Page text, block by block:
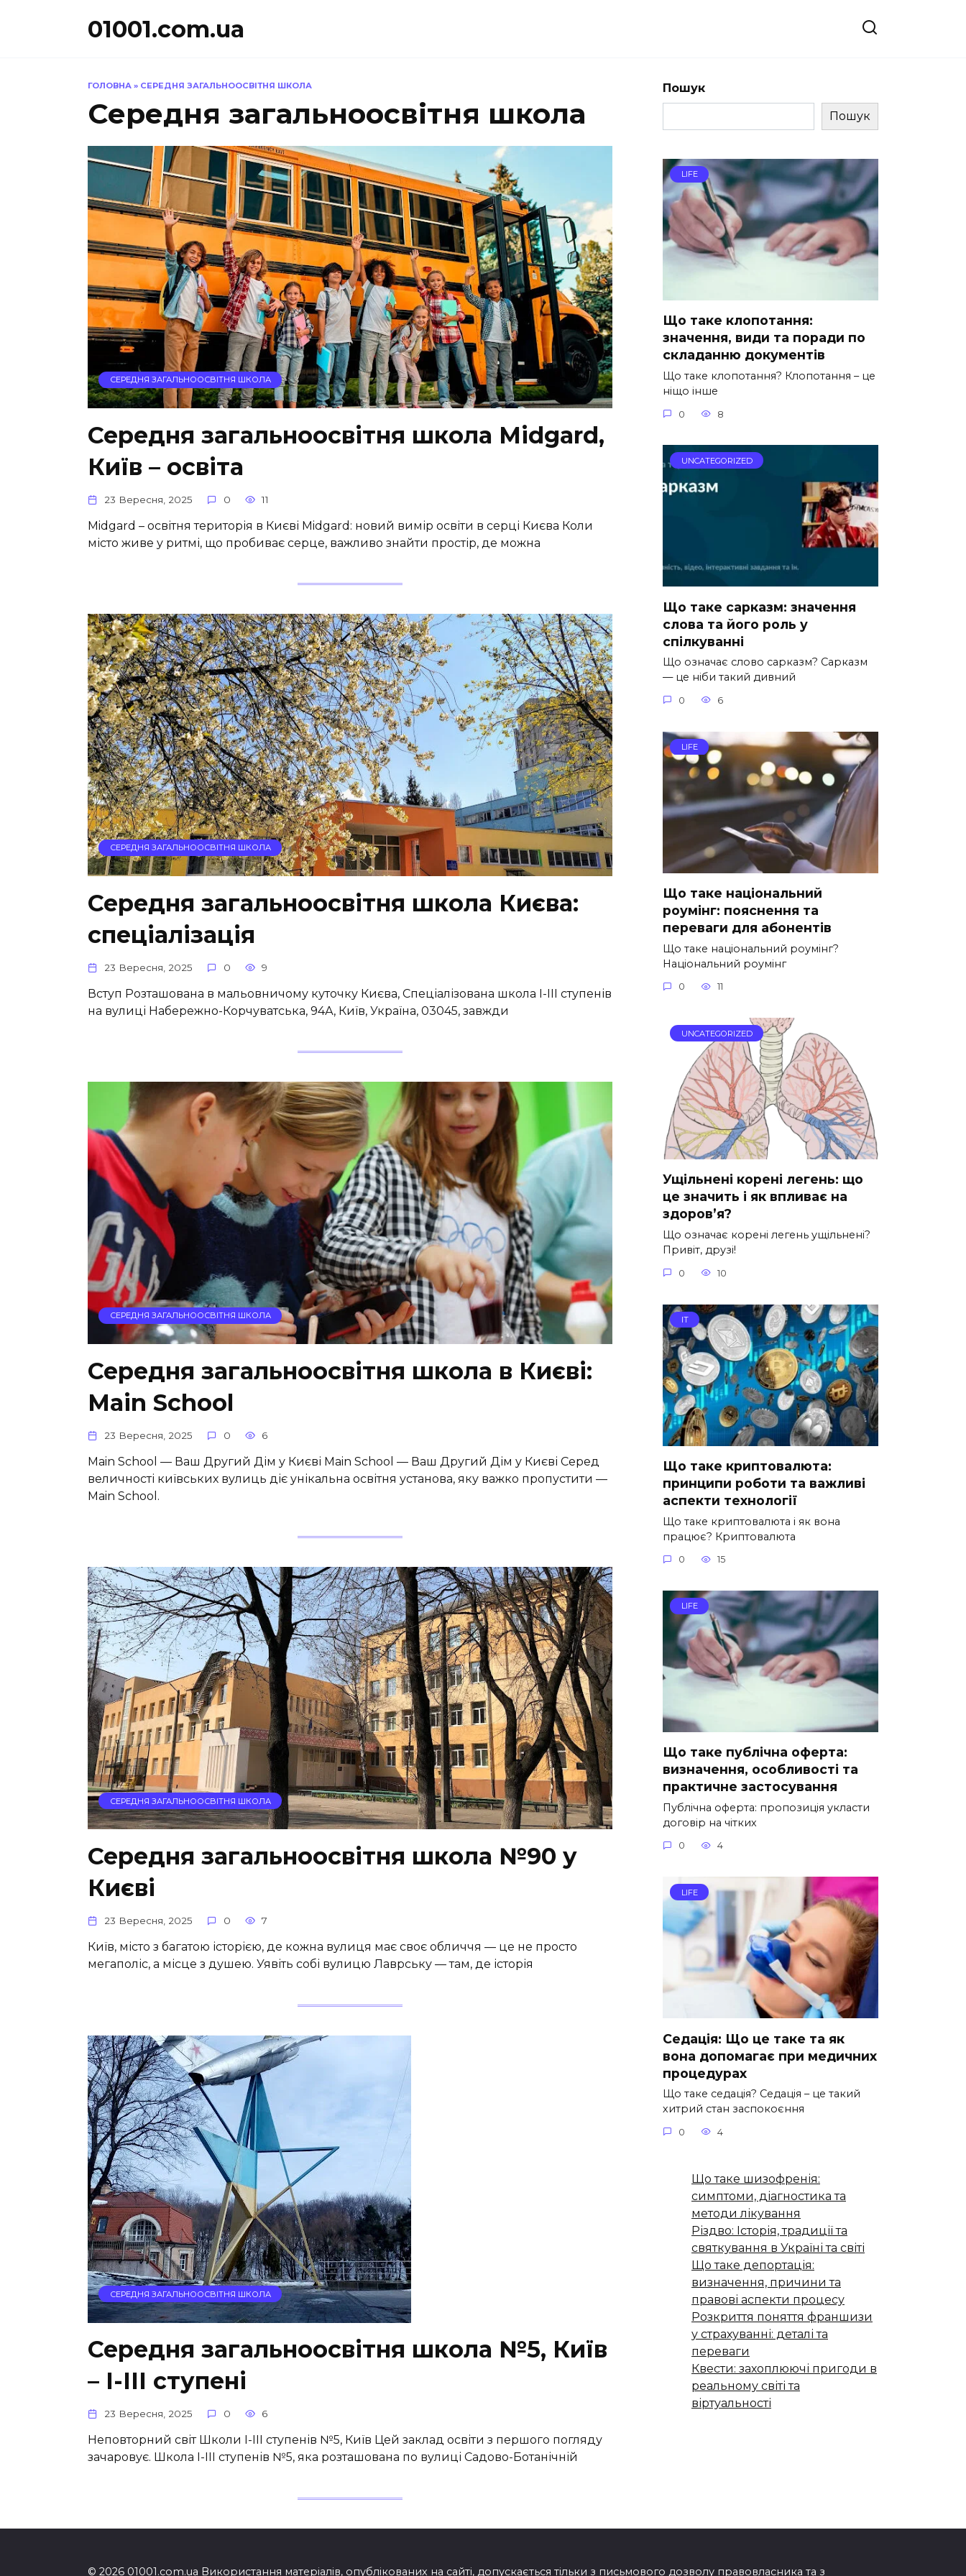
01001.com.ua
ГОЛОВНА » СЕРЕДНЯ ЗАГАЛЬНООСВІТНЯ ШКОЛА
Середня загальноосвітня школа
СЕРЕДНЯ ЗАГАЛЬНООСВІТНЯ ШКОЛА
Середня загальноосвітня школа Midgard,
Київ – освіта
23 Вересня, 2025 0 11
Midgard – освітня територія в Києві Midgard: новий вимір освіти в серці Києва Коли
місто живе у ритмі, що пробиває серце, важливо знайти простір, де можна
СЕРЕДНЯ ЗАГАЛЬНООСВІТНЯ ШКОЛА
Середня загальноосвітня школа Києва:
спеціалізація
23 Вересня, 2025 0 9
Вступ Розташована в мальовничому куточку Києва, Спеціалізована школа І-ІІІ ступенів
на вулиці Набережно-Корчуватська, 94А, Київ, Україна, 03045, завжди
СЕРЕДНЯ ЗАГАЛЬНООСВІТНЯ ШКОЛА
Середня загальноосвітня школа в Києві:
Main School
23 Вересня, 2025 0 6
Main School — Ваш Другий Дім у Києві Main School — Ваш Другий Дім у Києві Серед
величності київських вулиць діє унікальна освітня установа, яку важко пропустити —
Main School.
СЕРЕДНЯ ЗАГАЛЬНООСВІТНЯ ШКОЛА
Середня загальноосвітня школа №90 у
Києві
23 Вересня, 2025 0 7
Київ, місто з багатою історією, де кожна вулиця має своє обличчя — це не просто
мегаполіс, а місце з душею. Уявіть собі вулицю Лаврську — там, де історія
СЕРЕДНЯ ЗАГАЛЬНООСВІТНЯ ШКОЛА
Середня загальноосвітня школа №5, Київ
– І-ІІІ ступені
23 Вересня, 2025 0 6
Неповторний світ Школи I-III ступенів №5, Київ Цей заклад освіти з першого погляду
зачаровує. Школа I-III ступенів №5, яка розташована по вулиці Садово-Ботанічній
Пошук
Пошук
LIFE
Що таке клопотання:
значення, види та поради по
складанню документів
Що таке клопотання? Клопотання – це
ніщо інше
0 8
UNCATEGORIZED
Що таке сарказм: значення
слова та його роль у
спілкуванні
Що означає слово сарказм? Сарказм
— це ніби такий дивний
0 6
LIFE
Що таке національний
роумінг: пояснення та
переваги для абонентів
Що таке національний роумінг?
Національний роумінг
0 11
UNCATEGORIZED
Ущільнені корені легень: що
це значить і як впливає на
здоров’я?
Що означає корені легень ущільнені?
Привіт, друзі!
0 10
IT
Що таке криптовалюта:
принципи роботи та важливі
аспекти технології
Що таке криптовалюта і як вона
працює? Криптовалюта
0 15
LIFE
Що таке публічна оферта:
визначення, особливості та
практичне застосування
Публічна оферта: пропозиція укласти
договір на чітких
0 4
LIFE
Седація: Що це таке та як
вона допомагає при медичних
процедурах
Що таке седація? Седація – це такий
хитрий стан заспокоєння
0 4
Що таке шизофренія:
симптоми, діагностика та
методи лікування
Різдво: Історія, традиції та
святкування в Україні та світі
Що таке депортація:
визначення, причини та
правові аспекти процесу
Розкриття поняття франшизи
у страхуванні: деталі та
переваги
Квести: захоплюючі пригоди в
реальному світі та
віртуальності
© 2026 01001.com.ua Використання матеріалів, опублікованих на сайті, допускається тільки з письмового дозволу правовласника та з